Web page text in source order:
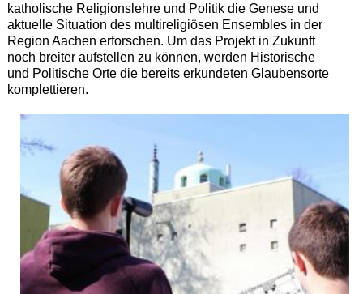
katholische Religionslehre und Politik die Genese und
aktuelle Situation des multireligiösen Ensembles in der
Region Aachen erforschen. Um das Projekt in Zukunft
noch breiter aufstellen zu können, werden Historische
und Politische Orte die bereits erkundeten Glaubensorte
komplettieren.